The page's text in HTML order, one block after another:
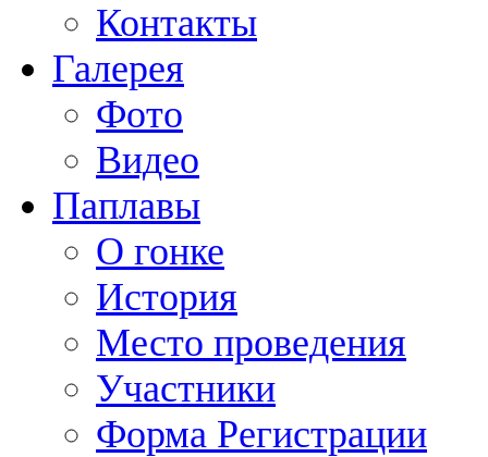
Контакты
Галерея
Фото
Видео
Паплавы
О гонке
История
Место проведения
Участники
Форма Регистрации